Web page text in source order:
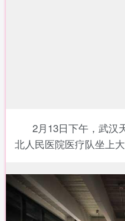
2月13日下午，武汉
北人民医院医疗队坐上大